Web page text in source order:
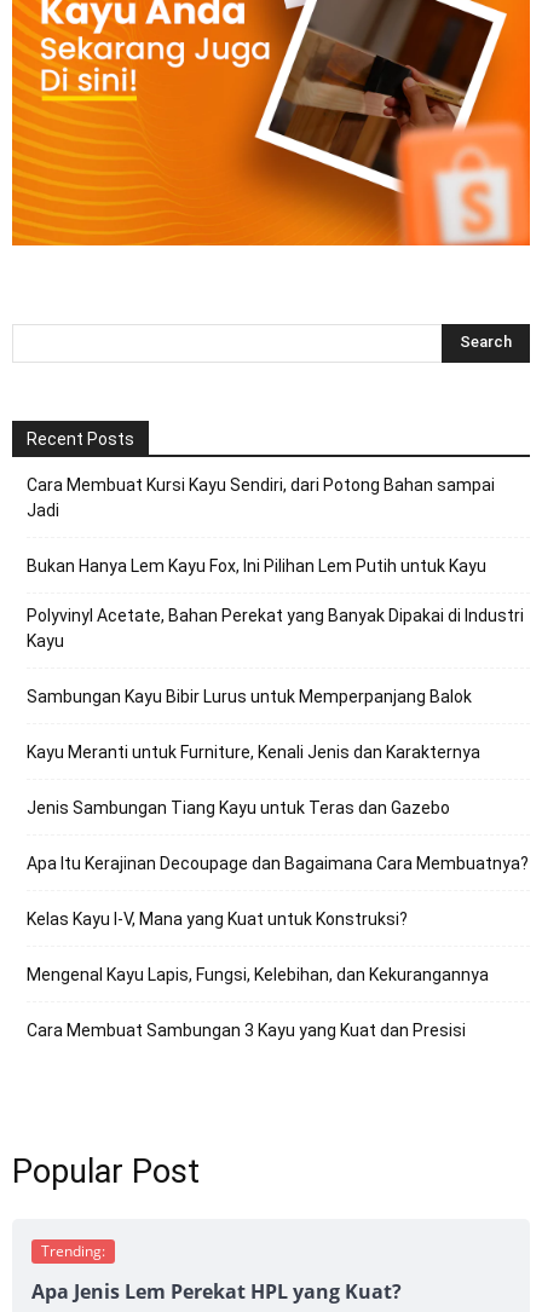
Recent Posts
Cara Membuat Kursi Kayu Sendiri, dari Potong Bahan sampai
Jadi
Bukan Hanya Lem Kayu Fox, Ini Pilihan Lem Putih untuk Kayu
Polyvinyl Acetate, Bahan Perekat yang Banyak Dipakai di Industri
Kayu
Sambungan Kayu Bibir Lurus untuk Memperpanjang Balok
Kayu Meranti untuk Furniture, Kenali Jenis dan Karakternya
Jenis Sambungan Tiang Kayu untuk Teras dan Gazebo
Apa Itu Kerajinan Decoupage dan Bagaimana Cara Membuatnya?
Kelas Kayu I-V, Mana yang Kuat untuk Konstruksi?
Mengenal Kayu Lapis, Fungsi, Kelebihan, dan Kekurangannya
Cara Membuat Sambungan 3 Kayu yang Kuat dan Presisi
Popular Post
Trending:
Apa Jenis Lem Perekat HPL yang Kuat?